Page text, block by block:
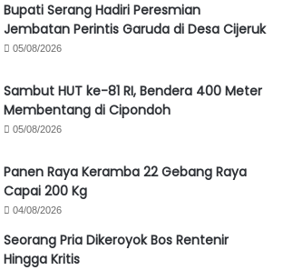
Bupati Serang Hadiri Peresmian
Jembatan Perintis Garuda di Desa Cijeruk
05/08/2026
Sambut HUT ke-81 RI, Bendera 400 Meter
Membentang di Cipondoh
05/08/2026
Panen Raya Keramba 22 Gebang Raya
Capai 200 Kg
04/08/2026
Seorang Pria Dikeroyok Bos Rentenir
Hingga Kritis